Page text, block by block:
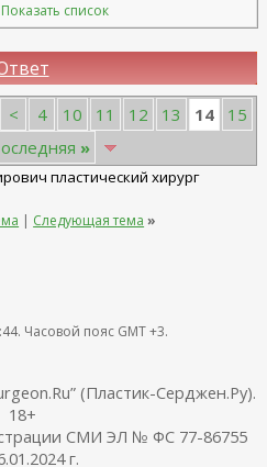
Показать список
< 4 10 11 12 13 14
15
»
| Следующая тема »
. Часовой пояс GMT +3.
(Пластик-Серджен.Ру).
18+
СМИ ЭЛ № ФС 77-86755
г.